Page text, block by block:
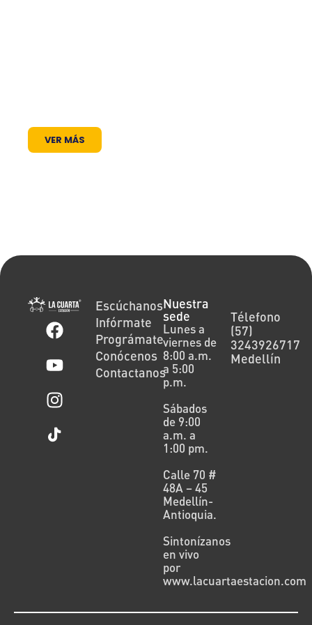
VER MÁS
Escúchanos
Infórmate
Prográmate
Conócenos
Contactanos
Nuestra
sede
Lunes a
viernes de
8:00 a.m.
a 5:00
p.m.
Sábados
de 9:00
a.m. a
1:00 pm.
Calle 70 #
48A – 45
Medellín-
Antioquia.
Sintonízanos
en vivo
por
www.lacuartaestacion.com
Télefono
(57)
3243926717
Medellín